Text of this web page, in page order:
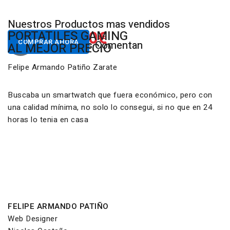
Nuestros Productos mas vendidos
Desde650.00€
COMPRAR AHORA
NUESTROS PC
GAMING RGB
Desde822.00€
COMPRAR AHORA
PORTATILES GAMING
AL MEJOR PRECIO
Nuestros Clientes Comentan
Felipe Armando Patiño Zarate
Buscaba un smartwatch que fuera económico, pero con
una calidad mínima, no solo lo consegui, si no que en 24
horas lo tenia en casa
FELIPE ARMANDO PATIÑO
Web Designer